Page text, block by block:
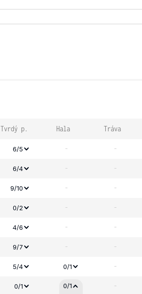
Tvrdý p. Hala Tráva
6/5 - -
6/4 - -
9/10 - -
0/2 - -
4/6 - -
9/7 - -
5/4 0/1 -
0/1 0/1 -